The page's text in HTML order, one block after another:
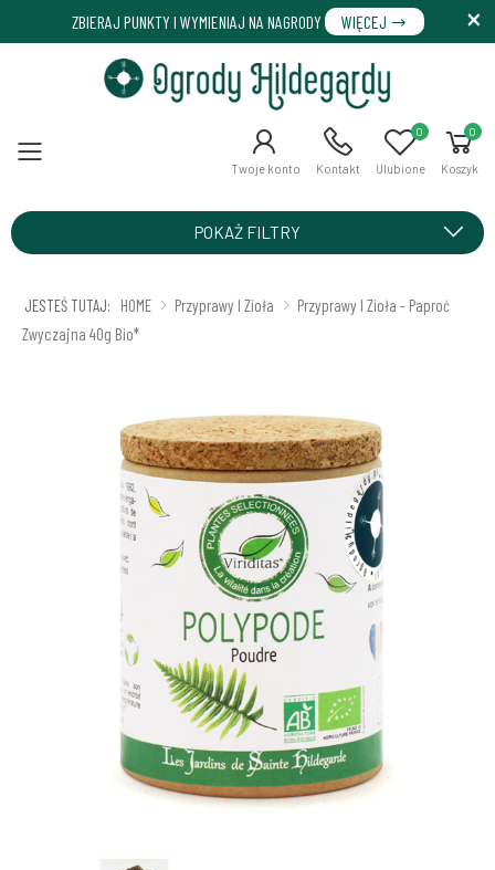
ZBIERAJ PUNKTY I WYMIENIAJ NA NAGRODY WIĘCEJ
Menu Twoje konto Kontakt Ulubione
0 0
Koszyk
POKAŻ FILTRY
JESTEŚ TUTAJ: HOME Przyprawy I Zioła
Przyprawy I Zioła - Paproć
Zwyczajna 40g Bio*